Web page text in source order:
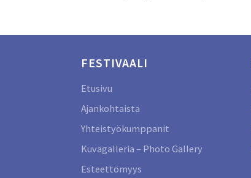
FESTIVAALI
Etusivu
Ajankohtaista
Yhteistyökumppanit
Kuvagalleria – Photo Gallery
Esteettömyys